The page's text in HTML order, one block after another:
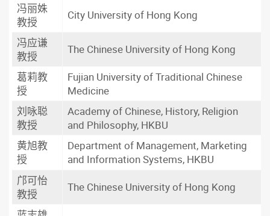
冯丽姝
教授
City University of Hong Kong
冯应谦
教授
The Chinese University of Hong Kong
葛莉教
授
Fujian University of Traditional Chinese
Medicine
刘咏聪
教授
Academy of Chinese, History, Religion
and Philosophy, HKBU
黄旭教
授
Department of Management, Marketing
and Information Systems, HKBU
邝可怡
教授
The Chinese University of Hong Kong